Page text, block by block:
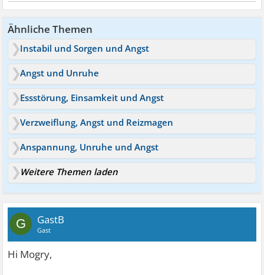
Ähnliche Themen
Instabil und Sorgen und Angst
Angst und Unruhe
Essstörung, Einsamkeit und Angst
Verzweiflung, Angst und Reizmagen
Anspannung, Unruhe und Angst
Weitere Themen laden
G GastB
Gast
Hi Mogry,